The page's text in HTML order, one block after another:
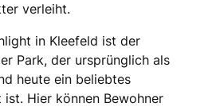
verleiht.
in Kleefeld ist der
Park, der ursprünglich als
heute ein beliebtes
Hier können Bewohner